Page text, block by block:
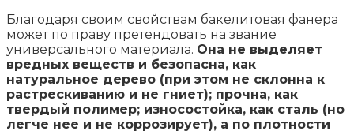
Благодаря своим свойствам бакелитовая фанера
может по праву претендовать на звание
универсального материала. Она не выделяет
вредных веществ и безопасна, как
натуральное дерево (при этом не склонна к
растрескиванию и не гниет); прочна, как
твердый полимер; износостойка, как сталь (но
легче нее и не коррозирует), а по плотности